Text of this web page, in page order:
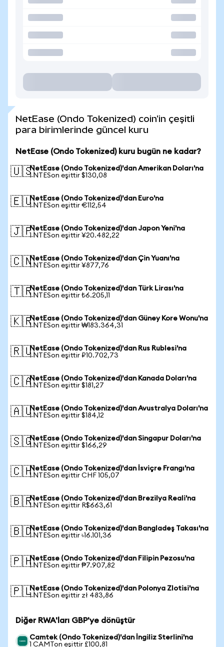
NetEase (Ondo Tokenized) coin'in çeşitli
para birimlerinde güncel kuru
NetEase (Ondo Tokenized) kuru bugün ne kadar?
🇺🇸NetEase (Ondo Tokenized)'dan Amerikan Doları'na
1 NTESon eşittir $130,08
🇪🇺NetEase (Ondo Tokenized)'dan Euro'na
1 NTESon eşittir €112,54
🇯🇵NetEase (Ondo Tokenized)'dan Japon Yeni'na
1 NTESon eşittir ¥20.482,22
🇨🇳NetEase (Ondo Tokenized)'dan Çin Yuanı'na
1 NTESon eşittir ¥877,76
🇹🇷NetEase (Ondo Tokenized)'dan Türk Lirası'na
1 NTESon eşittir ₺6.205,11
🇰🇷NetEase (Ondo Tokenized)'dan Güney Kore Wonu'na
1 NTESon eşittir ₩183.364,31
🇷🇺NetEase (Ondo Tokenized)'dan Rus Rublesi'na
1 NTESon eşittir ₽10.702,73
🇨🇦NetEase (Ondo Tokenized)'dan Kanada Doları'na
1 NTESon eşittir $181,27
🇦🇺NetEase (Ondo Tokenized)'dan Avustralya Doları'na
1 NTESon eşittir $184,12
🇸🇬NetEase (Ondo Tokenized)'dan Singapur Doları'na
1 NTESon eşittir $166,29
🇨🇭NetEase (Ondo Tokenized)'dan İsviçre Frangı'na
1 NTESon eşittir CHF 105,07
🇧🇷NetEase (Ondo Tokenized)'dan Brezilya Reali'na
1 NTESon eşittir R$663,61
🇧🇩NetEase (Ondo Tokenized)'dan Bangladeş Takası'na
1 NTESon eşittir ৳16.101,36
🇵🇭NetEase (Ondo Tokenized)'dan Filipin Pezosu'na
1 NTESon eşittir ₱7.907,82
🇵🇱NetEase (Ondo Tokenized)'dan Polonya Zlotisi'na
1 NTESon eşittir zł 483,86
Diğer RWA'ları GBP'ye dönüştür
Camtek (Ondo Tokenized)'dan İngiliz Sterlini'na
1 CAMTon eşittir £100,81